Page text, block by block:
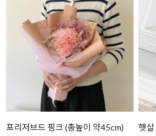
프리저브드 핑크 (총높이 약45cm) 햇살